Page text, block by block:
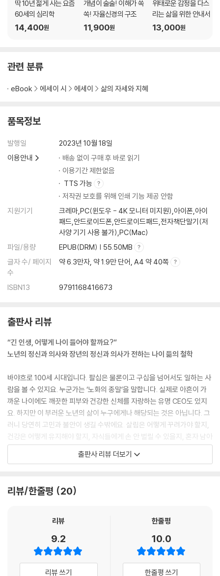
딱 10년 젊게 사는 요즘
60세의 심리학
14,400원
개념이 술술! 이해가 쏙
쏙! 자율신경의 구조
11,900원
위태로운 감정을 다스
리는 삶을 위한 안내서
13,000원
관련 분류
eBook 에세이 시 에세이 삶의 자세와 지혜
품목정보
발행일
2023년 10월 18일
이용안내
배송 없이 구매 후 바로 읽기
이용기간 제한없음
TTS 가능
저작권 보호를 위해 인쇄 기능 제공 안함
지원기기
크레마,PC(윈도우 - 4K 모니터 미지원),아이폰,아이
패드,안드로이드폰,안드로이드패드,전자책단말기(저
사양 기기 사용 불가),PC(Mac)
파일/용량
EPUB(DRM) | 55.50MB
글자 수/ 페이지
수
약 6.3만자, 약 1.9만 단어, A4 약 40쪽
ISBN13 9791168416673
출판사 리뷰
“긴 인생, 어떻게 나이 들어야 할까요?”
노년의 정신과 의사와 장년의 정신과 의사가 전하는 나이 듦의 철학
바야흐로 100세 시대입니다. 팔십은 물론이고 구십을 넘어서도 일하는 사
람을 볼 수 있지요. 누군가는 ‘노화의 종말’을 말합니다. 실제로 아흔이 가
까운 나이에도 깨끗한 피부와 건강한 신체를 자랑하는 유명 CEO도 있지
요. 하지만 이 부러운 노년의 삶이 누구에게나 해당되는 것은 아닙니다. 그
러니 당연히 고민과 불안이 생길 수밖에요. 살림은 어떻게 꾸려가야 할지,
건강은 어떻게 유지해야 할지, 자식들에게 손 안 벌릴 수 있을지, 혼자 남아
외롭지는 않을지, 가는 길에 너무 폐를 끼치지는 않을지 등등.
까요. 게다가 길어진 노년의 삶을 걷기 시작한 사람이 늘어난 것은 아주 최
이 책 『나이 듦을 받아들일 때 얻는 것들』은 이러한 고민과 불안을 나눌 수
있는 다정한 책입니다. 70년간 정신과 전문의로 활동한 아흔두 살의 나카
무라 쓰네코 선생님과 한창 왕성한 활동을 하고 있는 쉰네 살의 현역 정신
출판사 리뷰 더보기
리뷰/한줄평 20
리뷰
9.2
리뷰 쓰기
한줄평
10.0
한줄평 쓰기